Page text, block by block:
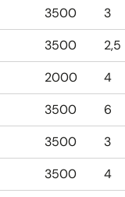
3500 3
3500 2,5
2000 4
3500 6
3500 3
3500 4